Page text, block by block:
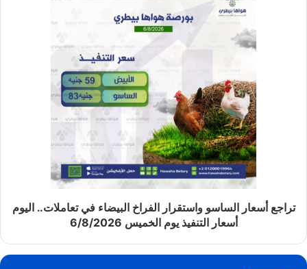
تراجع أسعار الساسو واستقرار الفراخ البيضاء في تعاملات.. اليوم
أسعار التنفيذ يوم الخميس 6/8/2026